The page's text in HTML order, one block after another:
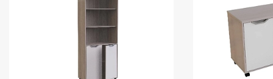
Справочно-методические материалы,
Дополнительные материалы.